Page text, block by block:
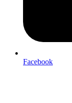
Facebook